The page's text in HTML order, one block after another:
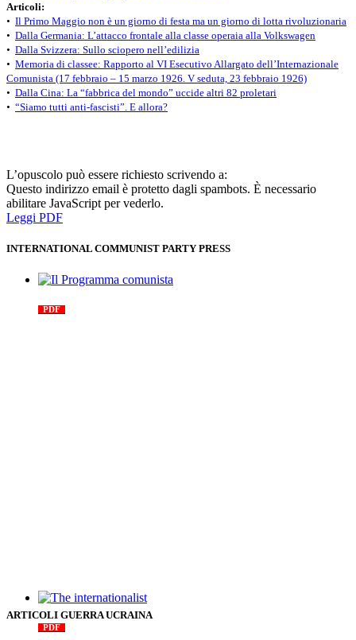
Articoli:
• Il Primo Maggio non è un giorno di festa ma un giorno di lotta rivoluzionaria
• Dalla Germania: L’attacco frontale alla classe operaia alla Volkswagen
• Dalla Svizzera: Sullo sciopero nell’edilizia
• Memoria di classee: Rapporto al VI Esecutivo Allargato dell’Internazionale
Comunista (17 febbraio – 15 marzo 1926. V seduta, 23 febbraio 1926)
• Dalla Cina: La “fabbrica del mondo” uccide altri 82 proletari
• “Siamo tutti anti-fascisti”. E allora?
L’opuscolo può essere richiesto scrivendo a:
Questo indirizzo email è protetto dagli spambots. È necessario
abilitare JavaScript per vederlo.
Leggi PDF
INTERNATIONAL COMMUNIST PARTY PRESS
PDF
The internationalist
PDF
ARTICOLI GUERRA UCRAINA